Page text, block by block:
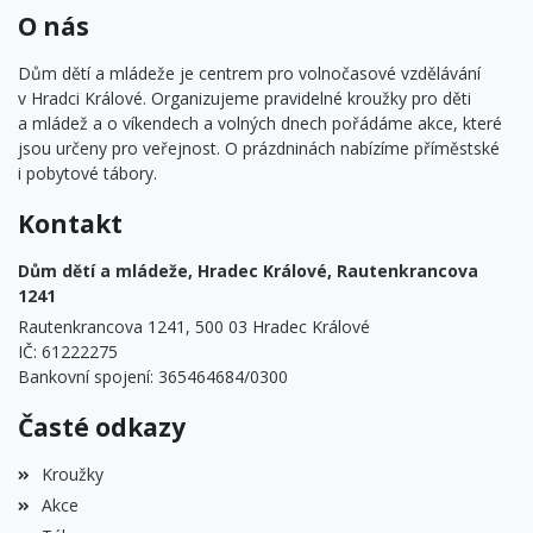
O nás
Dům dětí a mládeže je centrem pro volnočasové vzdělávání
v Hradci Králové. Organizujeme pravidelné kroužky pro děti
a mládež a o víkendech a volných dnech pořádáme akce, které
jsou určeny pro veřejnost. O prázdninách nabízíme příměstské
i pobytové tábory.
Kontakt
Dům dětí a mládeže, Hradec Králové, Rautenkrancova
1241
Rautenkrancova 1241, 500 03 Hradec Králové
IČ: 61222275
Bankovní spojení: 365464684/0300
Časté odkazy
Kroužky
Akce